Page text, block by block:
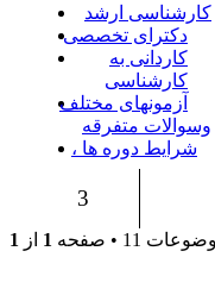
3
11 • صفحه 1 از 1
کارشناسی ارشد
دکترای تخصصی
کاردانی به
کارشناسی
آزمونهای مختلف
وسوالات متفرقه
شرایط دوره ها ،